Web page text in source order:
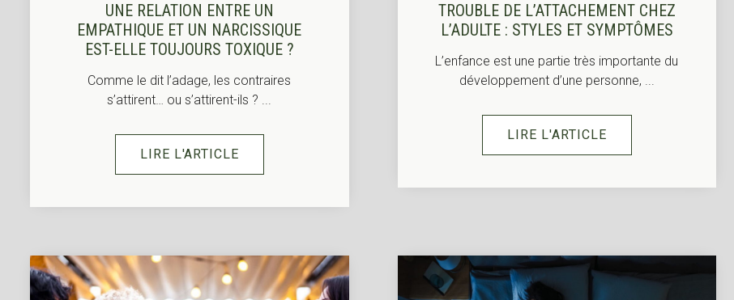
UNE RELATION ENTRE UN
EMPATHIQUE ET UN NARCISSIQUE
EST-ELLE TOUJOURS TOXIQUE ?
Comme le dit l’adage, les contraires
s’attirent… ou s’attirent-ils ? ...
LIRE L'ARTICLE
TROUBLE DE L’ATTACHEMENT CHEZ
L’ADULTE : STYLES ET SYMPTÔMES
L’enfance est une partie très importante du
développement d’une personne, ...
LIRE L'ARTICLE